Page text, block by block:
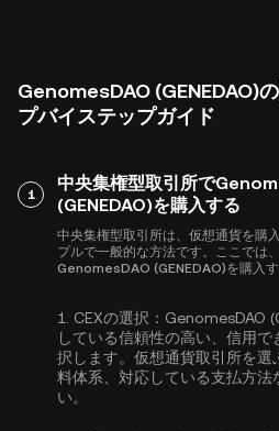
GenomesDAO (GENEDAO)
プバイステップガイド
1
中央集権型取引所で
(GENEDAO)を購入する
中央集権型取引所は、仮想通貨を購
プルで一般的な方法です。ここでは
GenomesDAO (GENEDAO)を購入す
1. CEXの選択： GenomesDAO
している信頼性の高い、信用
択します。仮想通貨取引所を選
料体系、対応している支払方法
い。